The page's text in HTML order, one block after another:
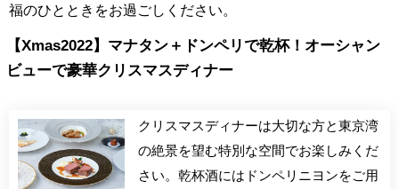
福のひとときをお過ごしください。
【Xmas2022】マナタン＋ドンペリで乾杯！オーシャン
ビューで豪華クリスマスディナー
クリスマスディナーは大切な方と東京湾
の絶景を望む特別な空間でお楽しみくだ
さい。乾杯酒にはドンペリニヨンをご用